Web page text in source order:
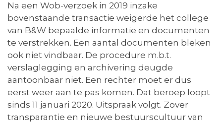
Na een Wob-verzoek in 2019 inzake
bovenstaande transactie weigerde het college
van B&W bepaalde informatie en documenten
te verstrekken. Een aantal documenten bleken
ook niet vindbaar. De procedure m.b.t.
verslaglegging en archivering deugde
aantoonbaar niet. Een rechter moet er dus
eerst weer aan te pas komen. Dat beroep loopt
sinds 11 januari 2020. Uitspraak volgt. Zover
transparantie en nieuwe bestuurscultuur van